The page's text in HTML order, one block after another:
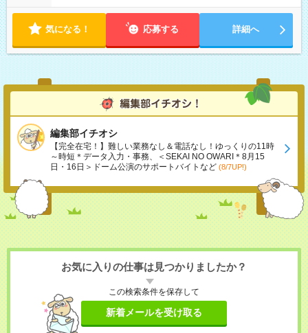
気になる！ 応募する 詳細へ
編集部イチオシ
【完全在宅！】難しい業務なし＆電話なし！ゆっくりの11時
～時短＊データ入力・事務、＜SEKAI NO OWARI＊8月15
日・16日＞ドーム公演のサポートバイトなど (8/7UP!)
お気に入りの仕事は見つかりましたか？
この検索条件を保存して
新着メールを受け取る